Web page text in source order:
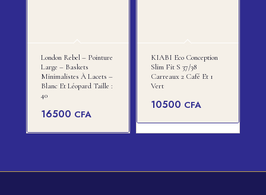
London Rebel – Pointure
Large – Baskets
Minimalistes À Lacets –
Blanc Et Léopard Taille :
40
16500 CFA
KIABI Eco Conception
Slim Fit S 37/38
Carreaux 2 Café Et 1
Vert
10500 CFA